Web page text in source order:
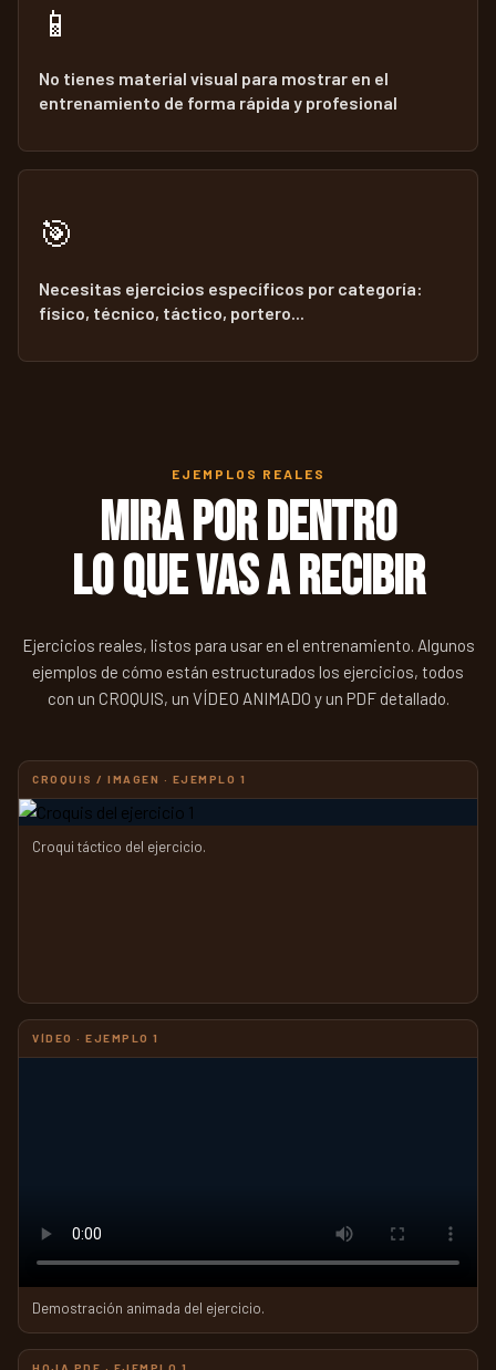
📱
No tienes material visual para mostrar en el
entrenamiento de forma rápida y profesional
🎯
Necesitas ejercicios específicos por categoría:
físico, técnico, táctico, portero...
EJEMPLOS REALES
Mira por dentro
lo que vas a recibir
Ejercicios reales, listos para usar en el entrenamiento. Algunos
ejemplos de cómo están estructurados los ejercicios, todos
con un CROQUIS, un VÍDEO ANIMADO y un PDF detallado.
CROQUIS / IMAGEN · EJEMPLO 1
Croqui táctico del ejercicio.
VÍDEO · EJEMPLO 1
Demostración animada del ejercicio.